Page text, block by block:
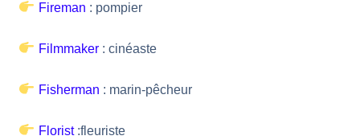
Fireman : pompier
Filmmaker : cinéaste
Fisherman : marin-pêcheur
Florist :fleuriste